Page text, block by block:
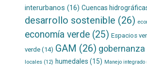
interurbanos (16) Cuencas
desarrollo sostenible (26)
economía verde(25) Espacios
verde(14) GAM (26) gobernanza
locales(12) humedales (15) Manejo integrado